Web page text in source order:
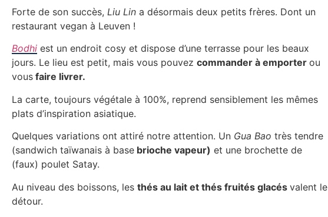
Forte de son succès, Liu Lin a désormais deux petits frères. Dont un
restaurant vegan à Leuven !
Bodhi est un endroit cosy et dispose d’une terrasse pour les beaux
jours. Le lieu est petit, mais vous pouvez commander à emporter ou
vous faire livrer.
La carte, toujours végétale à 100%, reprend sensiblement les mêmes
plats d’inspiration asiatique.
Quelques variations ont attiré notre attention. Un Gua Bao très tendre
(sandwich taïwanais à base brioche vapeur) et une brochette de
(faux) poulet Satay.
Au niveau des boissons, les thés au lait et thés fruités glacés valent le
détour.